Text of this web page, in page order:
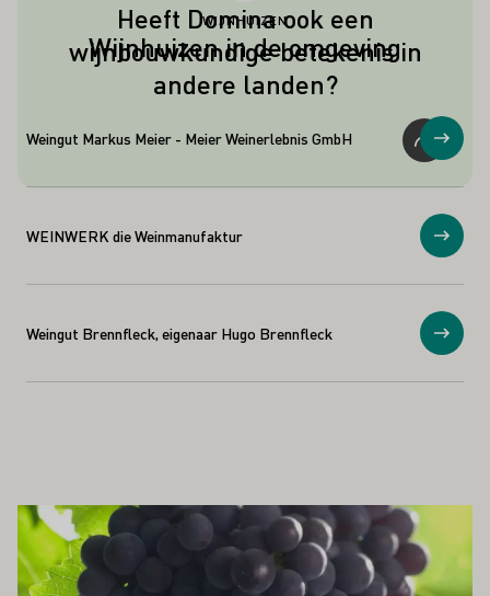
Heeft Domina ook een
wijnbouwkundige betekenis in
andere landen?
Ondanks de internationale en exotisch
klinkende naam wordt het druivenras
Domina bijna uitsluitend in Duitsland
verbouwd. Alleen in Zwitserland vind je
er een beetje van terug.
WIJNHUIZEN
Wijnhuizen in de omgeving
Weingut Markus Meier - Meier Weinerlebnis GmbH Toon
WEINWERK die Weinmanufaktur Toon
Weingut Brennfleck, eigenaar Hugo Brennfleck Toon
INTERESSEREN
Meer informatie